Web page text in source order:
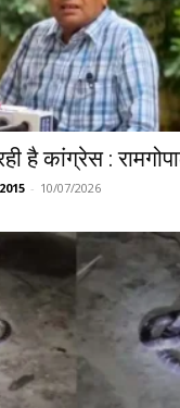
है कांग्रेस :
- 10/07/2026